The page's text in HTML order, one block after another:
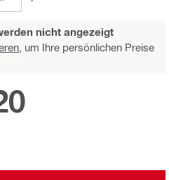
nicht angezeigt
um Ihre persönlichen Preise